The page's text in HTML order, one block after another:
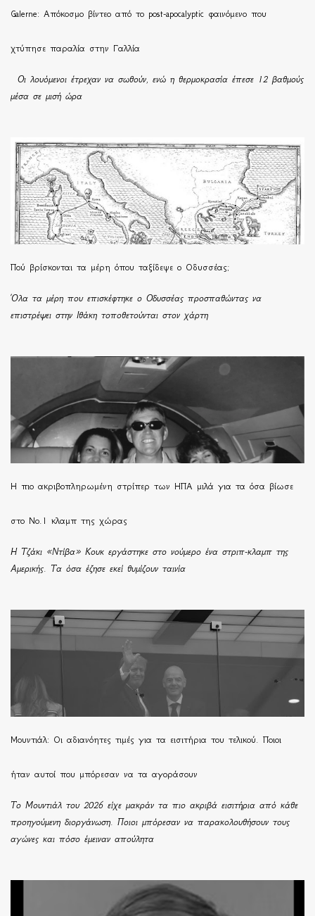
Galerne: Απόκοσμο βίντεο από το post-apocalyptic φαινόμενο που
χτύπησε παραλία στην Γαλλία
Οι λουόμενοι έτρεχαν να σωθούν, ενώ η θερμοκρασία έπεσε 12 βαθμούς
μέσα σε μισή ώρα
Πού βρίσκονται τα μέρη όπου ταξίδεψε ο Οδυσσέας;
Όλα τα μέρη που επισκέφτηκε ο Οδυσσέας προσπαθώντας να
επιστρέψει στην Ιθάκη τοποθετούνται στον χάρτη
H πιο ακριβοπληρωμένη στρίπερ των ΗΠΑ μιλά για τα όσα βίωσε
στο Νο.1 κλαμπ της χώρας
Η Τζάκι «Ντίβα» Κουκ εργάστηκε στο νούμερο ένα στριπ-κλαμπ της
Αμερικής. Τα όσα έζησε εκεί θυμίζουν ταινία
Μουντιάλ: Οι αδιανόητες τιμές για τα εισιτήρια του τελικού. Ποιοι
ήταν αυτοί που μπόρεσαν να τα αγοράσουν
Το Μουντιάλ του 2026 είχε μακράν τα πιο ακριβά εισιτήρια από κάθε
προηγούμενη διοργάνωση. Ποιοι μπόρεσαν να παρακολουθήσουν τους
αγώνες και πόσο έμειναν απούλητα